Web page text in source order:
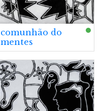
comunhão do
mentes